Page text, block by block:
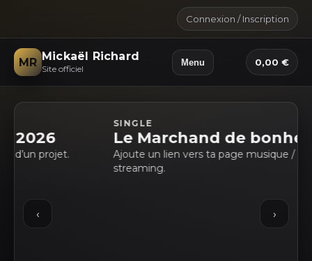
Connexion / Inscription
MR Mickaël Richard
Site officiel
Menu 0,00 €
Le Marchand de bonheur
Ajoute un lien vers ta page musique / boutique, ou
‹ ›